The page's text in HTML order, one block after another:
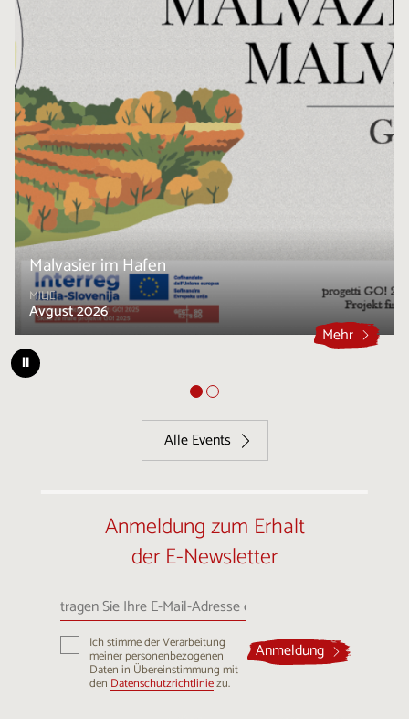
Malvasier im Hafen
MILJE
Avgust 2026
Mehr
⏸
Alle Events
Anmeldung zum Erhalt
der E-Newsletter
tragen
Sie
Ihre
Adresse
Ich stimme der Verarbeitung
meiner personenbezogenen
Daten in Übereinstimmung mit
den Datenschutzrichtliniezu.
Anmeldung